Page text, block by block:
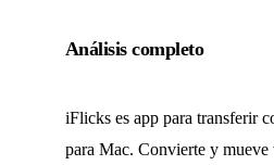
Análisis completo
iFlicks es app para transferir
para Mac. Convierte y mueve